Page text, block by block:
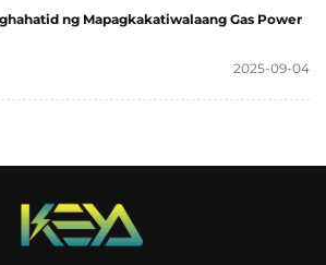
ng Mapagkakatiwalaang Gas Power
2025-09-04